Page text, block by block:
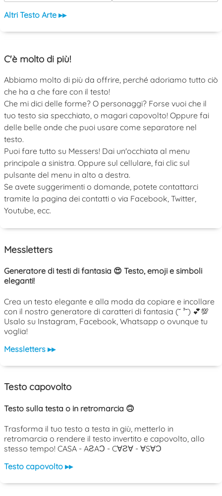
Altri Testo Arte ▸▸
C'è molto di più!
Abbiamo molto di più da offrire, perché adoriamo tutto ciò
che ha a che fare con il testo!
Che mi dici delle forme? O personaggi? Forse vuoi che il
tuo testo sia specchiato, o magari capovolto! Oppure fai
delle belle onde che puoi usare come separatore nel
testo.
Puoi fare tutto su Messers! Dai un'occhiata al menu
principale a sinistra. Oppure sul cellulare, fai clic sul
pulsante del menu in alto a destra.
Se avete suggerimenti o domande, potete contattarci
tramite la pagina dei contatti o via Facebook, Twitter,
Youtube, ecc.
Messletters
Generatore di testi di fantasia 😍 Testo, emoji e simboli
eleganti!
Crea un testo elegante e alla moda da copiare e incollare
con il nostro generatore di caratteri di fantasia (˘ ³˘) 💕💯
Usalo su Instagram, Facebook, Whatsapp o ovunque tu
voglia!
Messletters ▸▸
Testo capovolto
Testo sulla testa o in retromarcia 🙃
Trasforma il tuo testo a testa in giù, metterlo in
retromarcia o rendere il testo invertito e capovolto, allo
stesso tempo! CASA - AƧAƆ - C∀Ƨ∀ - ∀S∀Ɔ
Testo capovolto ▸▸